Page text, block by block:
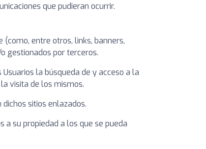
que pudieran ocurrir.
(como, entre otros, links, banners,
gestionados por terceros.
la búsqueda de y acceso a la
visita de los mismos.
sitios enlazados.
a su propiedad a los que se pueda